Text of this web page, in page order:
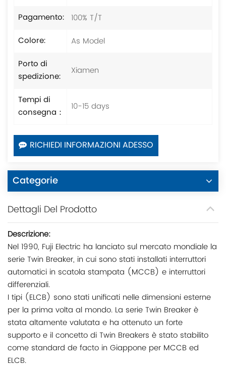
Pagamento: 100% T/T
Colore:
As Model
Porto di
spedizione:
Xiamen
Tempi di
consegna：
10-15 days
RICHIEDI INFORMAZIONI ADESSO
Categorie
Dettagli Del Prodotto
Descrizione:
Nel 1990, Fuji Electric ha lanciato sul mercato mondiale la
serie Twin Breaker, in cui sono stati installati interruttori
automatici in scatola stampata (MCCB) e interruttori
differenziali.
I tipi (ELCB) sono stati unificati nelle dimensioni esterne
per la prima volta al mondo. La serie Twin Breaker è
stata altamente valutata e ha ottenuto un forte
supporto e il concetto di Twin Breakers è stato stabilito
come standard de facto in Giappone per MCCB ed
ELCB.